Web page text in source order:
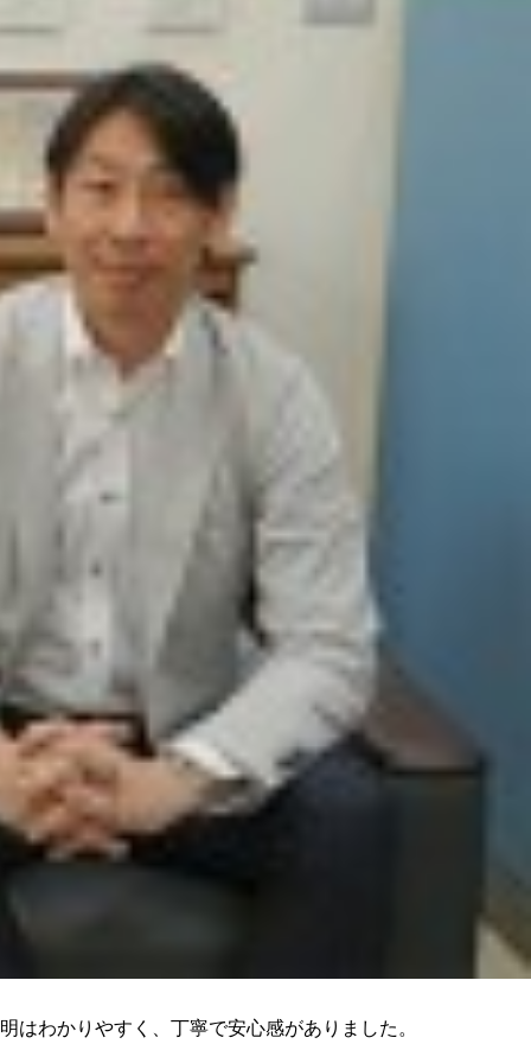
わかりやすく、丁寧で安心感がありました。